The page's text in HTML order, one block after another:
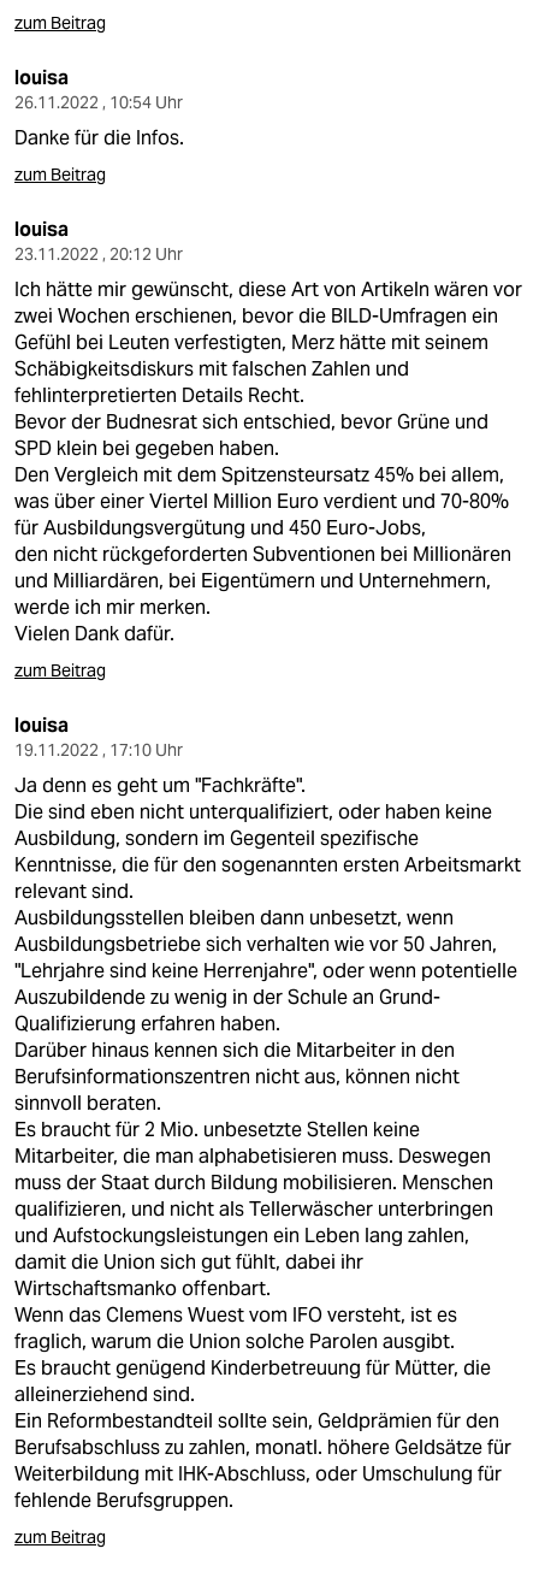
zum Beitrag
louisa
26.11.2022 , 10:54 Uhr
Danke für die Infos.
zum Beitrag
louisa
23.11.2022 , 20:12 Uhr
Ich hätte mir gewünscht, diese Art von Artikeln wären vor
zwei Wochen erschienen, bevor die BILD-Umfragen ein
Gefühl bei Leuten verfestigten, Merz hätte mit seinem
Schäbigkeitsdiskurs mit falschen Zahlen und
fehlinterpretierten Details Recht.
Bevor der Budnesrat sich entschied, bevor Grüne und
SPD klein bei gegeben haben.
Den Vergleich mit dem Spitzensteursatz 45% bei allem,
was über einer Viertel Million Euro verdient und 70-80%
für Ausbildungsvergütung und 450 Euro-Jobs,
den nicht rückgeforderten Subventionen bei Millionären
und Milliardären, bei Eigentümern und Unternehmern,
werde ich mir merken.
Vielen Dank dafür.
zum Beitrag
louisa
19.11.2022 , 17:10 Uhr
Ja denn es geht um "Fachkräfte".
Die sind eben nicht unterqualifiziert, oder haben keine
Ausbildung, sondern im Gegenteil spezifische
Kenntnisse, die für den sogenannten ersten Arbeitsmarkt
relevant sind.
Ausbildungsstellen bleiben dann unbesetzt, wenn
Ausbildungsbetriebe sich verhalten wie vor 50 Jahren,
"Lehrjahre sind keine Herrenjahre", oder wenn potentielle
Auszubildende zu wenig in der Schule an Grund-
Qualifizierung erfahren haben.
Darüber hinaus kennen sich die Mitarbeiter in den
Berufsinformationszentren nicht aus, können nicht
sinnvoll beraten.
Es braucht für 2 Mio. unbesetzte Stellen keine
Mitarbeiter, die man alphabetisieren muss. Deswegen
muss der Staat durch Bildung mobilisieren. Menschen
qualifizieren, und nicht als Tellerwäscher unterbringen
und Aufstockungsleistungen ein Leben lang zahlen,
damit die Union sich gut fühlt, dabei ihr
Wirtschaftsmanko offenbart.
Wenn das Clemens Wuest vom IFO versteht, ist es
fraglich, warum die Union solche Parolen ausgibt.
Es braucht genügend Kinderbetreuung für Mütter, die
alleinerziehend sind.
Ein Reformbestandteil sollte sein, Geldprämien für den
Berufsabschluss zu zahlen, monatl. höhere Geldsätze für
Weiterbildung mit IHK-Abschluss, oder Umschulung für
fehlende Berufsgruppen.
zum Beitrag